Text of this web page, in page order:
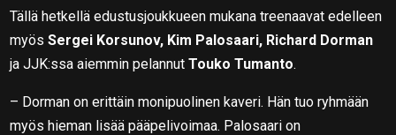
Tällä hetkellä edustusjoukkueen mukana treenaavat edelleen
myösSergei Korsunov, Kim Palosaari, Richard Dorman
ja JJK:ssa aiemmin pelannutTouko Tumanto.
– Dorman on erittäin monipuolinen kaveri. Hän tuo ryhmään
myös hieman lisää pääpelivoimaa. Palosaari on